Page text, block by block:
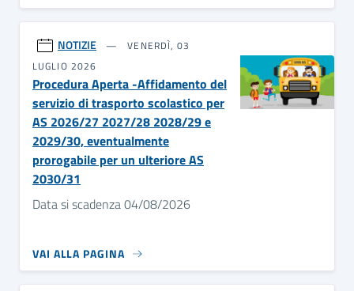
NOTIZIE
VENERDÌ, 03
LUGLIO 2026
Procedura Aperta -Affidamento del
servizio di trasporto scolastico per
AS 2026/27 2027/28 2028/29 e
2029/30, eventualmente
prorogabile per un ulteriore AS
2030/31
Data si scadenza 04/08/2026
VAI ALLA PAGINA